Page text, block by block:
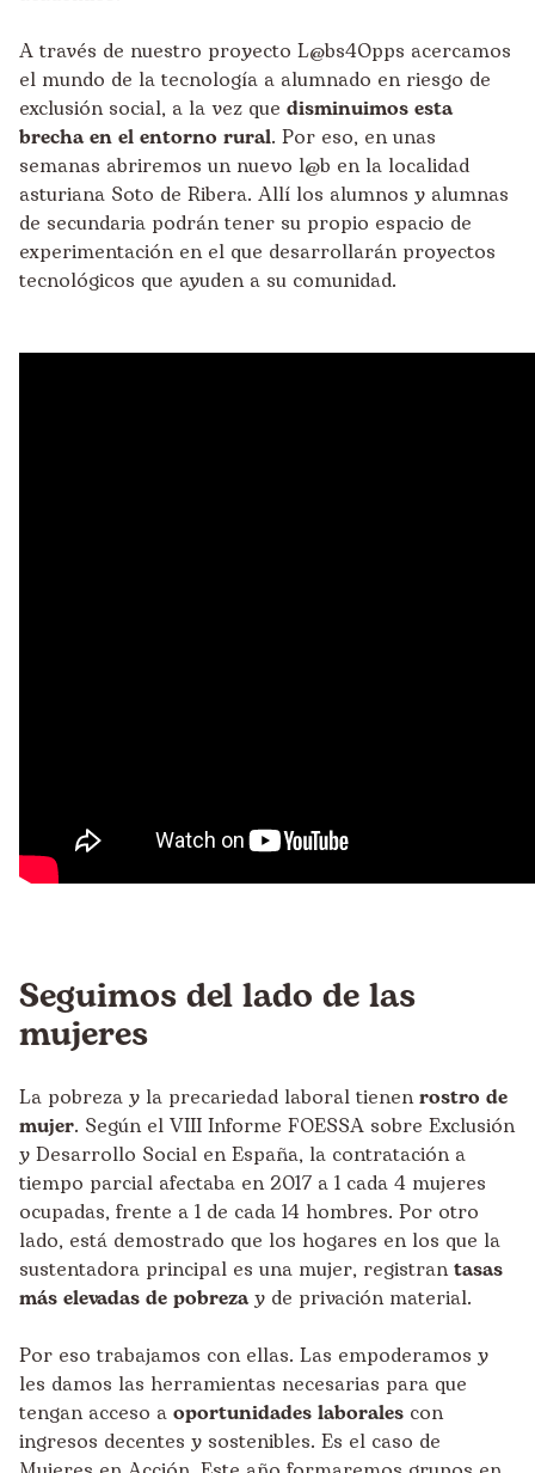
A través de nuestro proyecto L@bs4Opps acercamos
el mundo de la tecnología a alumnado en riesgo de
exclusión social, a la vez que disminuimos esta
brecha en el entorno rural. Por eso, en unas
semanas abriremos un nuevo l@b en la localidad
asturiana Soto de Ribera. Allí los alumnos y alumnas
de secundaria podrán tener su propio espacio de
experimentación en el que desarrollarán proyectos
tecnológicos que ayuden a su comunidad.
Seguimos del lado de las
mujeres
La pobreza y la precariedad laboral tienenrostro de
mujer. Según el VIII Informe FOESSA sobre Exclusión
y Desarrollo Social en España, la contratación a
tiempo parcial afectaba en 2017 a 1 cada 4 mujeres
ocupadas, frente a 1 de cada 14 hombres. Por otro
lado, está demostrado que los hogares en los que la
sustentadora principal es una mujer, registrantasas
más elevadas de pobrezay de privación material.
Por eso trabajamos con ellas. Las empoderamos y
les damos las herramientas necesarias para que
tengan acceso a oportunidades laborales con
ingresos decentes y sostenibles. Es el caso de